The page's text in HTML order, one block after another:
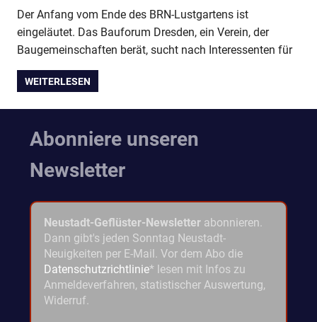
Der Anfang vom Ende des BRN-Lustgartens ist
eingeläutet. Das Bauforum Dresden, ein Verein, der
Baugemeinschaften berät, sucht nach Interessenten für
WEITERLESEN
Abonniere unseren
Newsletter
Neustadt-Geflüster-Newsletter abonnieren.
Dann gibt's jeden Sonntag Neustadt-
Neuigkeiten per E-Mail. Vor dem Abo die
Datenschutzrichtlinie* lesen mit Infos zu
Anmeldeverfahren, statistischer Auswertung,
Widerruf.